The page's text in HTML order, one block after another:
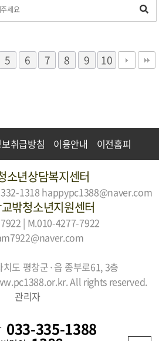
5 6 7 8 9 10
취급방침 이용안내 이전홈피
소년상담복지센터
1318 happypc1388@naver.com
밖청소년지원센터
| M.010-4277-7922
치도 평창군·읍 종부로61, 3층
All rights reserved.
관리자
033-335-1388